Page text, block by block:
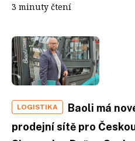
3 minuty čtení
LOGISTIKA
Baoli má
prodejní sítě pro